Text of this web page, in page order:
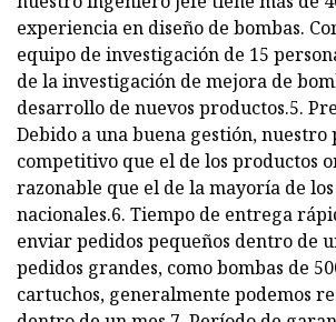
experiencia en diseño de bombas.
equipo de investigación de 15
de la investigación de mejora de
desarrollo de nuevos productos.5.
Debido a una buena gestión, nuestro
competitivo que el de los productos
razonable que el de la mayoría de
nacionales.6. Tiempo de entrega
enviar pedidos pequeños dentro de
pedidos grandes, como bombas de
cartuchos, generalmente podemos